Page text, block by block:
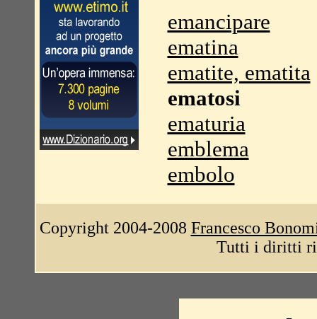
emancipare
ematina
ematite, ematita
ematosi
ematuria
emblema
embolo
Copyright 2004-2008 Francesco
Tutti i diritti